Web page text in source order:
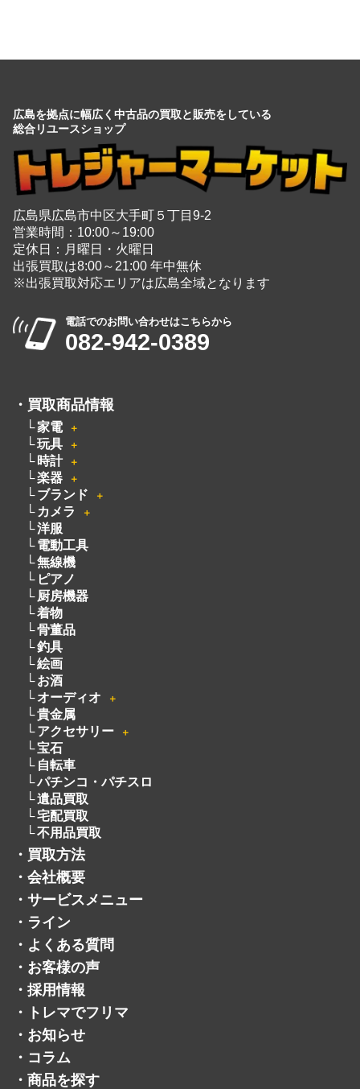
広島を拠点に幅広く中古品の買取と販売をしている
総合リユースショップ
広島県広島市中区大手町５丁目9-2
営業時間：10:00～19:00
定休日：月曜日・火曜日
出張買取は8:00～21:00 年中無休
※出張買取対応エリアは広島全域となります
電話でのお問い合わせはこちらから
082-942-0389
・ 買取商品情報
家電 ＋
玩具 ＋
時計 ＋
楽器 ＋
ブランド ＋
カメラ ＋
洋服
電動工具
無線機
ピアノ
厨房機器
着物
骨董品
釣具
絵画
お酒
オーディオ
＋
貴金属
アクセサリー
＋
宝石
自転車
パチンコ・パチスロ
遺品買取
宅配買取
不用品買取
・ 買取方法
・ 会社概要
・ サービスメニュー
・ ライン
・ よくある質問
・ お客様の声
・ 採用情報
・
トレマでフリマ
・ お知らせ
・ コラム
・ 商品を探す